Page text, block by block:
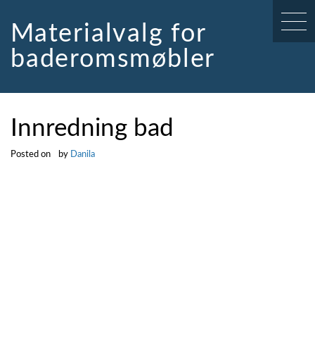
contentMaterialvalg for
baderomsmøbler
Innredning bad
Posted on by Danila